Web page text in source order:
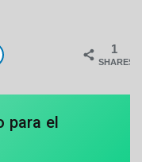
1
SHARES
para el